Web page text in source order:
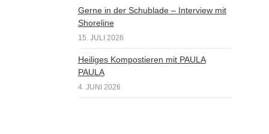
Gerne in der Schublade – Interview mit
Shoreline
15. JULI 2026
Heiliges Kompostieren mit PAULA
PAULA
4. JUNI 2026